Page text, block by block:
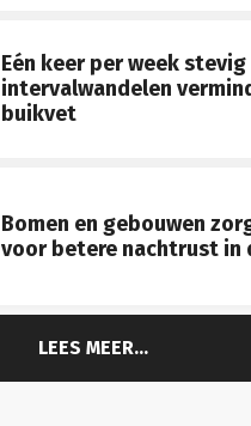
Eén keer per week stevig
intervalwandelen
buikvet
Bomen en gebouwen
voor betere nachtrust in
LEES MEER...